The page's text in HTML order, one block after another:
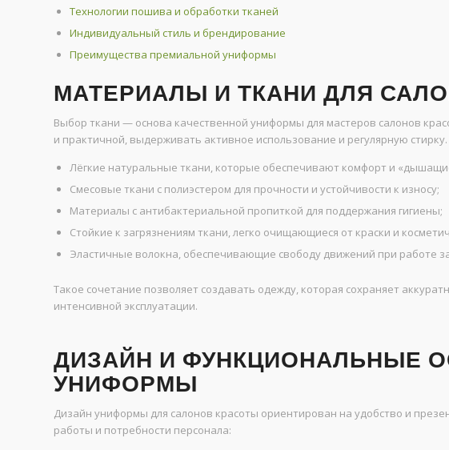
Технологии пошива и обработки тканей
Индивидуальный стиль и брендирование
Преимущества премиальной униформы
МАТЕРИАЛЫ И ТКАНИ ДЛЯ
Выбор ткани — основа качественной униформы для мастеров салонов
и практичной, выдерживать активное использование и регулярную
Лёгкие натуральные ткани, которые обеспечивают комфорт и
Смесовые ткани с полиэстером для прочности и устойчивости к износу;
Материалы с антибактериальной пропиткой для поддержания гигиены;
Стойкие к загрязнениям ткани, легко очищающиеся от краски и
Эластичные волокна, обеспечивающие свободу движений при работе
Такое сочетание позволяет создавать одежду, которая сохраняет
интенсивной эксплуатации.
ДИЗАЙН И ФУНКЦИОНАЛЬНЫЕ
УНИФОРМЫ
Дизайн униформы для салонов красоты ориентирован на удобство и
работы и потребности персонала: